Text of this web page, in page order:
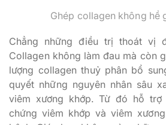
Ghép collagen không hề
Chẳng những điều trị thoát vị
Collagen không làm đau mà còn
lượng collagen thuỷ phân bổ
quyết những nguyên nhân sâu
viêm xương khớp. Từ đó hỗ
chứng viêm khớp và viêm